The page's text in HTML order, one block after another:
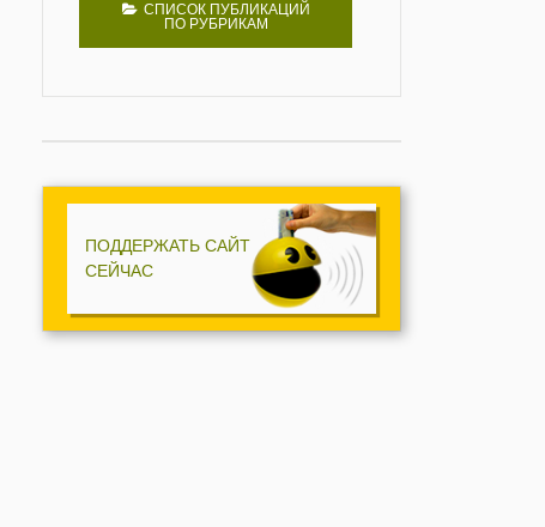
СПИСОК ПУБЛИКАЦИЙ
ПО РУБРИКАМ
ПОДДЕРЖАТЬ САЙТ
СЕЙЧАС